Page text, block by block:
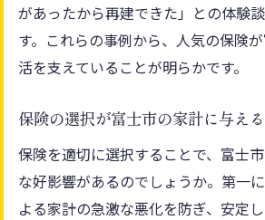
があったから再建できた」との体験
す。これらの事例から、人気の保険
活を支えていることが明らかです。
保険の選択が富士市の家計に与え
保険を適切に選択することで、富士
な好影響があるのでしょうか。第一
よる家計の急激な悪化を防ぎ、安定